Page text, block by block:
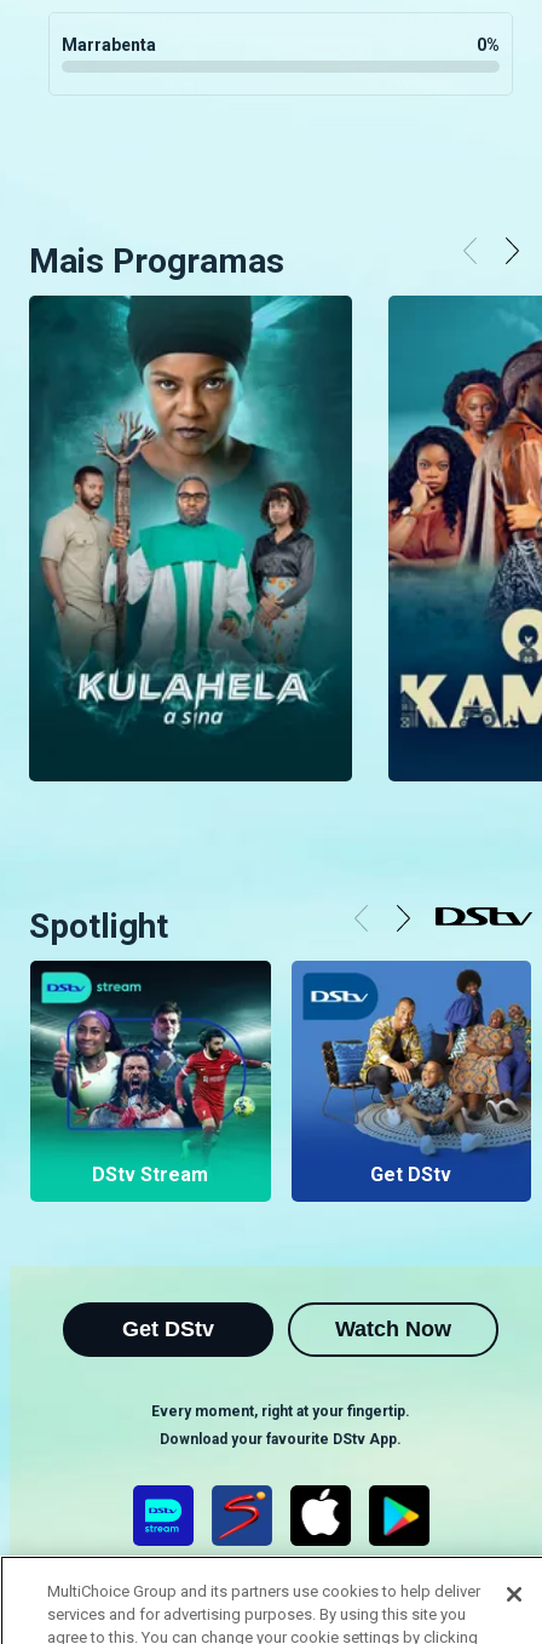
Marrabenta 0%
Mais Programas
Spotlight
DStv Stream Get DStv
Get DStv Watch Now
Every moment, right at your fingertip.
Download your favourite DStv App.
MultiChoice Group and its partners use cookies to help deliver
services and for advertising purposes. By using this site you
agree to this. You can change your cookie settings by clicking